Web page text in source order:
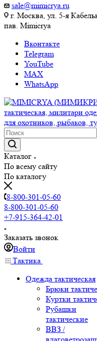
sale@mimicrya.ru
г. Москва, ул. 5-я
пав. Mimicrya
Вконтакте
Telegram
YouTube
MAX
WhatsApp
Каталог
По всему сайту
По каталогу
8-800-301-05-60
8-800-301-05-60
+7-915-364-42-01
Заказать звонок
Войти
Тактика
Одежда тактическая
Брюки
Куртки
Рубашки
тактические
ВВЗ /